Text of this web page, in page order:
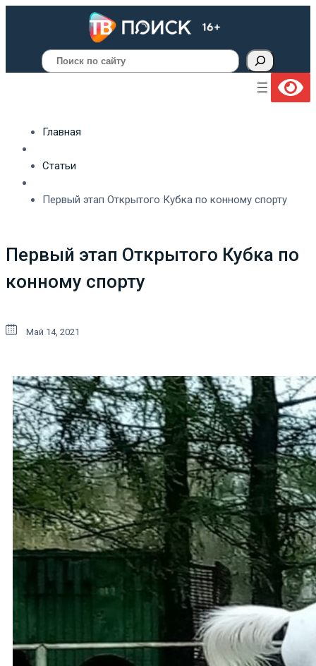
Поиск
Главная
Статьи
Первый этап Открытого Кубка по конному спорту
Первый этап Открытого Кубка по
конному спорту
Май 14, 2021